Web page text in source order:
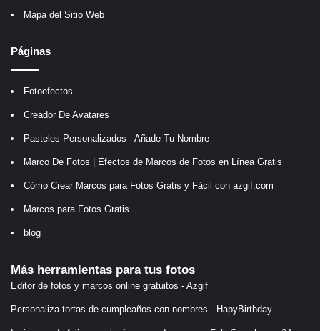
Mapa del Sitio Web
Páginas
Fotoefectos
Creador De Avatares
Pasteles Personalizados - Añade Tu Nombre
Marco De Fotos | Efectos de Marcos de Fotos en Línea Gratis
Cómo Crear Marcos para Fotos Gratis y Fácil con azgif.com
Marcos para Fotos Gratis
blog
Más herramientas para tus fotos
Editor de fotos y marcos online gratuitos - Azgif
Personaliza tortas de cumpleaños con nombres - HapyBirthday